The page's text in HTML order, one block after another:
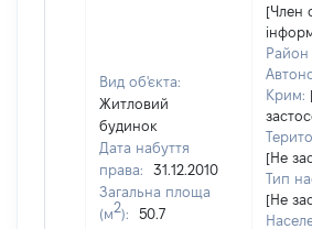
Вид об'єкта:
Житловий
будинок
Дата набуття
права:
31.12.2010
Загальна площа
(м2):
50.7
[Член
Район
Крим:
[Не
Тип
[Не